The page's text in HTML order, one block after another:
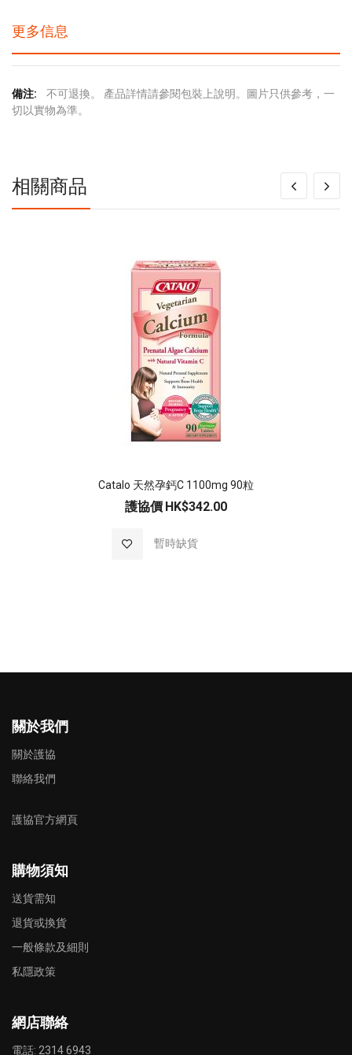
更多信息
更
多
不可退換。 產品詳情請參閱包裝上說明。圖片只供參考，一
切以實物為準。
相關商品
Catalo 天然孕鈣C 1100mg 90粒
護協價 HK$342.00
暫時缺貨
加入至願望清單
關於我們
關於護協
聯絡我們
護協官方網頁
購物須知
送貨需知
退貨或換貨
一般條款及細則
私隱政策
網店聯絡
電話: 2314 6943